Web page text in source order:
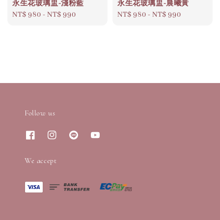
永生花玻璃盅-淺粉藍
Regular
NT$ 980 -NT$ 990
永生花玻璃盅-晨曦黃
Regular
NT$ 980 -NT$ 990
Follow us
We accept